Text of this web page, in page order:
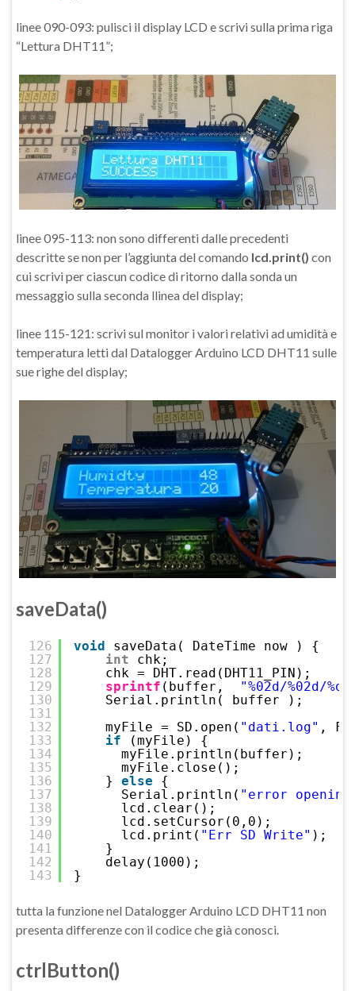
linee 090-093: pulisci il display LCD e scrivi sulla prima riga
“Lettura DHT11”;
linee 095-113: non sono differenti dalle precedenti
descritte se non per l’aggiunta del comando lcd.print() con
cui scrivi per ciascun codice di ritorno dalla sonda un
messaggio sulla seconda llinea del display;
linee 115-121: scrivi sul monitor i valori relativi ad umidità e
temperatura letti dal Datalogger Arduino LCD DHT11 sulle
sue righe del display;
saveData()
126
127
128
129
130
131
132
133
134
135
136
137
138
139
140
141
142
143
void
saveData( DateTime now ) {
int
chk;
chk = DHT.read(DHT11_PIN);
sprintf (buffer,
"%02d/%02d/%d
Serial.println( buffer );
myFile = SD.open( "dati.log" ,
if
(myFile) {
myFile.println(buffer);
myFile.close();
} else
{
Serial.println( "error
lcd.clear();
lcd.setCursor(0,0);
lcd.print( "Err SD Write" );
}
delay(1000);
}
tutta la funzione nel Datalogger Arduino LCD DHT11 non
presenta differenze con il codice che già conosci.
ctrlButton()